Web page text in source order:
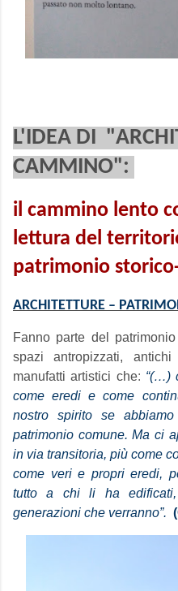
L'IDEA DI
CAMMINO":
il cammino lento
lettura del
patrimonio
ARCHITETTURE –
Fanno parte del
spazi antropizzati,
manufatti artistici che: “(…)
come eredi e come
nostro spirito se
patrimonio comune.Ma ci
in via transitoria, più come
come veri e propri eredi,
tutto a chi li ha
generazioni che verranno”. (